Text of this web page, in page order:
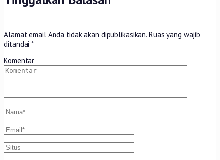
Alamat email Anda tidak akan dipublikasikan. Ruas yang wajib
ditandai *
Komentar